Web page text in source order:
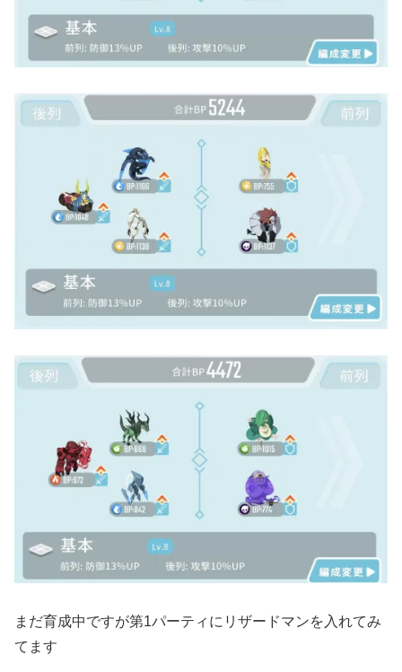
まだ育成中ですが第1パーティにリザードマンを入れてみ
てます